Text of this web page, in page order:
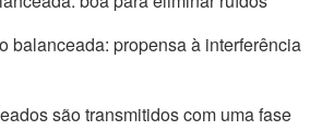
balanceada: propensa à interferência
são transmitidos com uma fase